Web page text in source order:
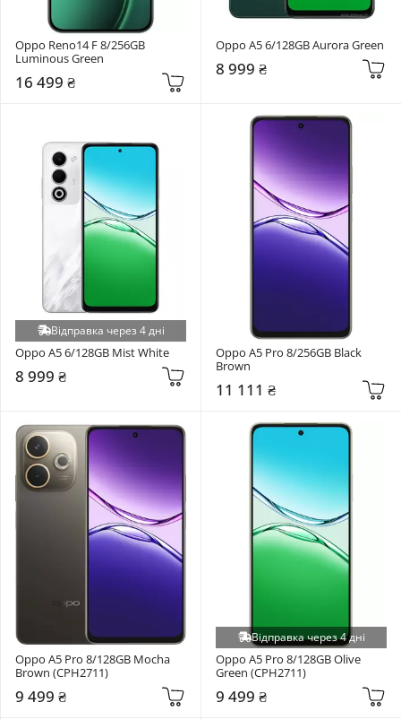
Oppo Reno14 F 8/256GB
Luminous Green
16 499 ₴
Oppo A5 6/128GB Aurora Green
8 999 ₴
Відправка через 4 дні
Oppo A5 6/128GB Mist White
8 999 ₴
Oppo A5 Pro 8/256GB Black
Brown
11 111 ₴
Oppo A5 Pro 8/128GB Mocha
Brown (CPH2711)
9 499 ₴
Відправка через 4 дні
Oppo A5 Pro 8/128GB Olive
Green (CPH2711)
9 499 ₴